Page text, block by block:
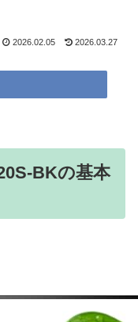
2026.02.05 2026.03.27
BKの基本